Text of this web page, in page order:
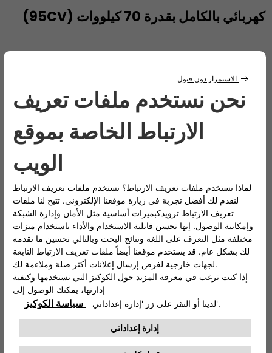
كهربائي بالكامل بقدرة 70 كيلووات (95CV)
إجمالي انبعاثات ثاني أكسيد الكربون (جرام/كم)
أمام
الطاقة القصوى (حصان)
95
استهلاك الكهرباء المُجمّع وفقاً لاختبار WLTP (كيلوواط/
13.6 كيلوواط/ساعة/100 كم